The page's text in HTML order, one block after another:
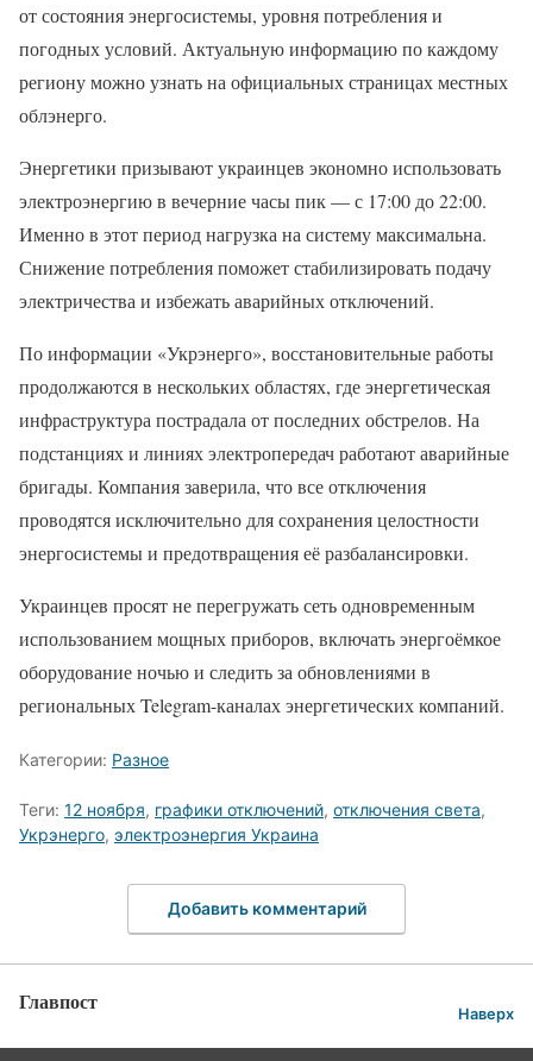
от состояния энергосистемы, уровня потребления и
погодных условий. Актуальную информацию по каждому
региону можно узнать на официальных страницах местных
облэнерго.
Энергетики призывают украинцев экономно использовать
электроэнергию в вечерние часы пик — с 17:00 до 22:00.
Именно в этот период нагрузка на систему максимальна.
Снижение потребления поможет стабилизировать подачу
электричества и избежать аварийных отключений.
По информации «Укрэнерго», восстановительные работы
продолжаются в нескольких областях, где энергетическая
инфраструктура пострадала от последних обстрелов. На
подстанциях и линиях электропередач работают аварийные
бригады. Компания заверила, что все отключения
проводятся исключительно для сохранения целостности
энергосистемы и предотвращения её разбалансировки.
Украинцев просят не перегружать сеть одновременным
использованием мощных приборов, включать энергоёмкое
оборудование ночью и следить за обновлениями в
региональных Telegram-каналах энергетических компаний.
Категории: Разное
Теги: 12 ноября, графики отключений, отключения света,
Укрэнерго, электроэнергия Украина
Добавить комментарий
Главпост Наверх